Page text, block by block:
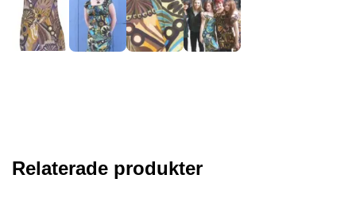
Relaterade produkter